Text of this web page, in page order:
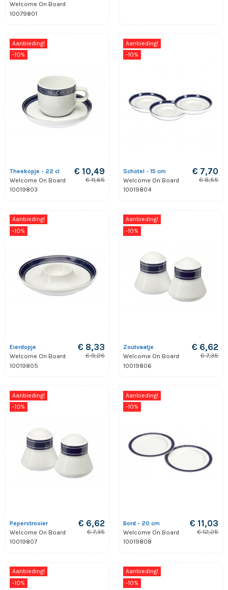
Welcome On Board
10079801
Aanbieding!
-10%
Theekopje - 22 cl
Welcome On Board
10019803
€ 10,49
€ 11,65
Aanbieding!
-10%
Schotel - 15 cm
Welcome On Board
10019804
€ 7,70
€ 8,55
Aanbieding!
-10%
Eierdopje
Welcome On Board
10019805
€ 8,33
€ 9,25
Aanbieding!
-10%
Zoutvaatje
Welcome On Board
10019806
€ 6,62
€ 7,35
Aanbieding!
-10%
Peperstrooier
Welcome On Board
10019807
€ 6,62
€ 7,35
Aanbieding!
-10%
Bord - 20 cm
Welcome On Board
10019808
€ 11,03
€ 12,25
Aanbieding!
-10%
Aanbieding!
-10%